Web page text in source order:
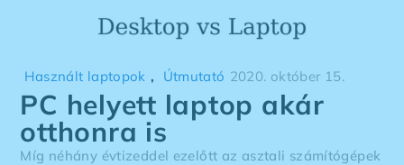
Használt laptopok , Útmutató 2020. október 15.
PC helyett laptop akár
otthonra is
Míg néhány évtizeddel ezelőtt az asztali számítógépek